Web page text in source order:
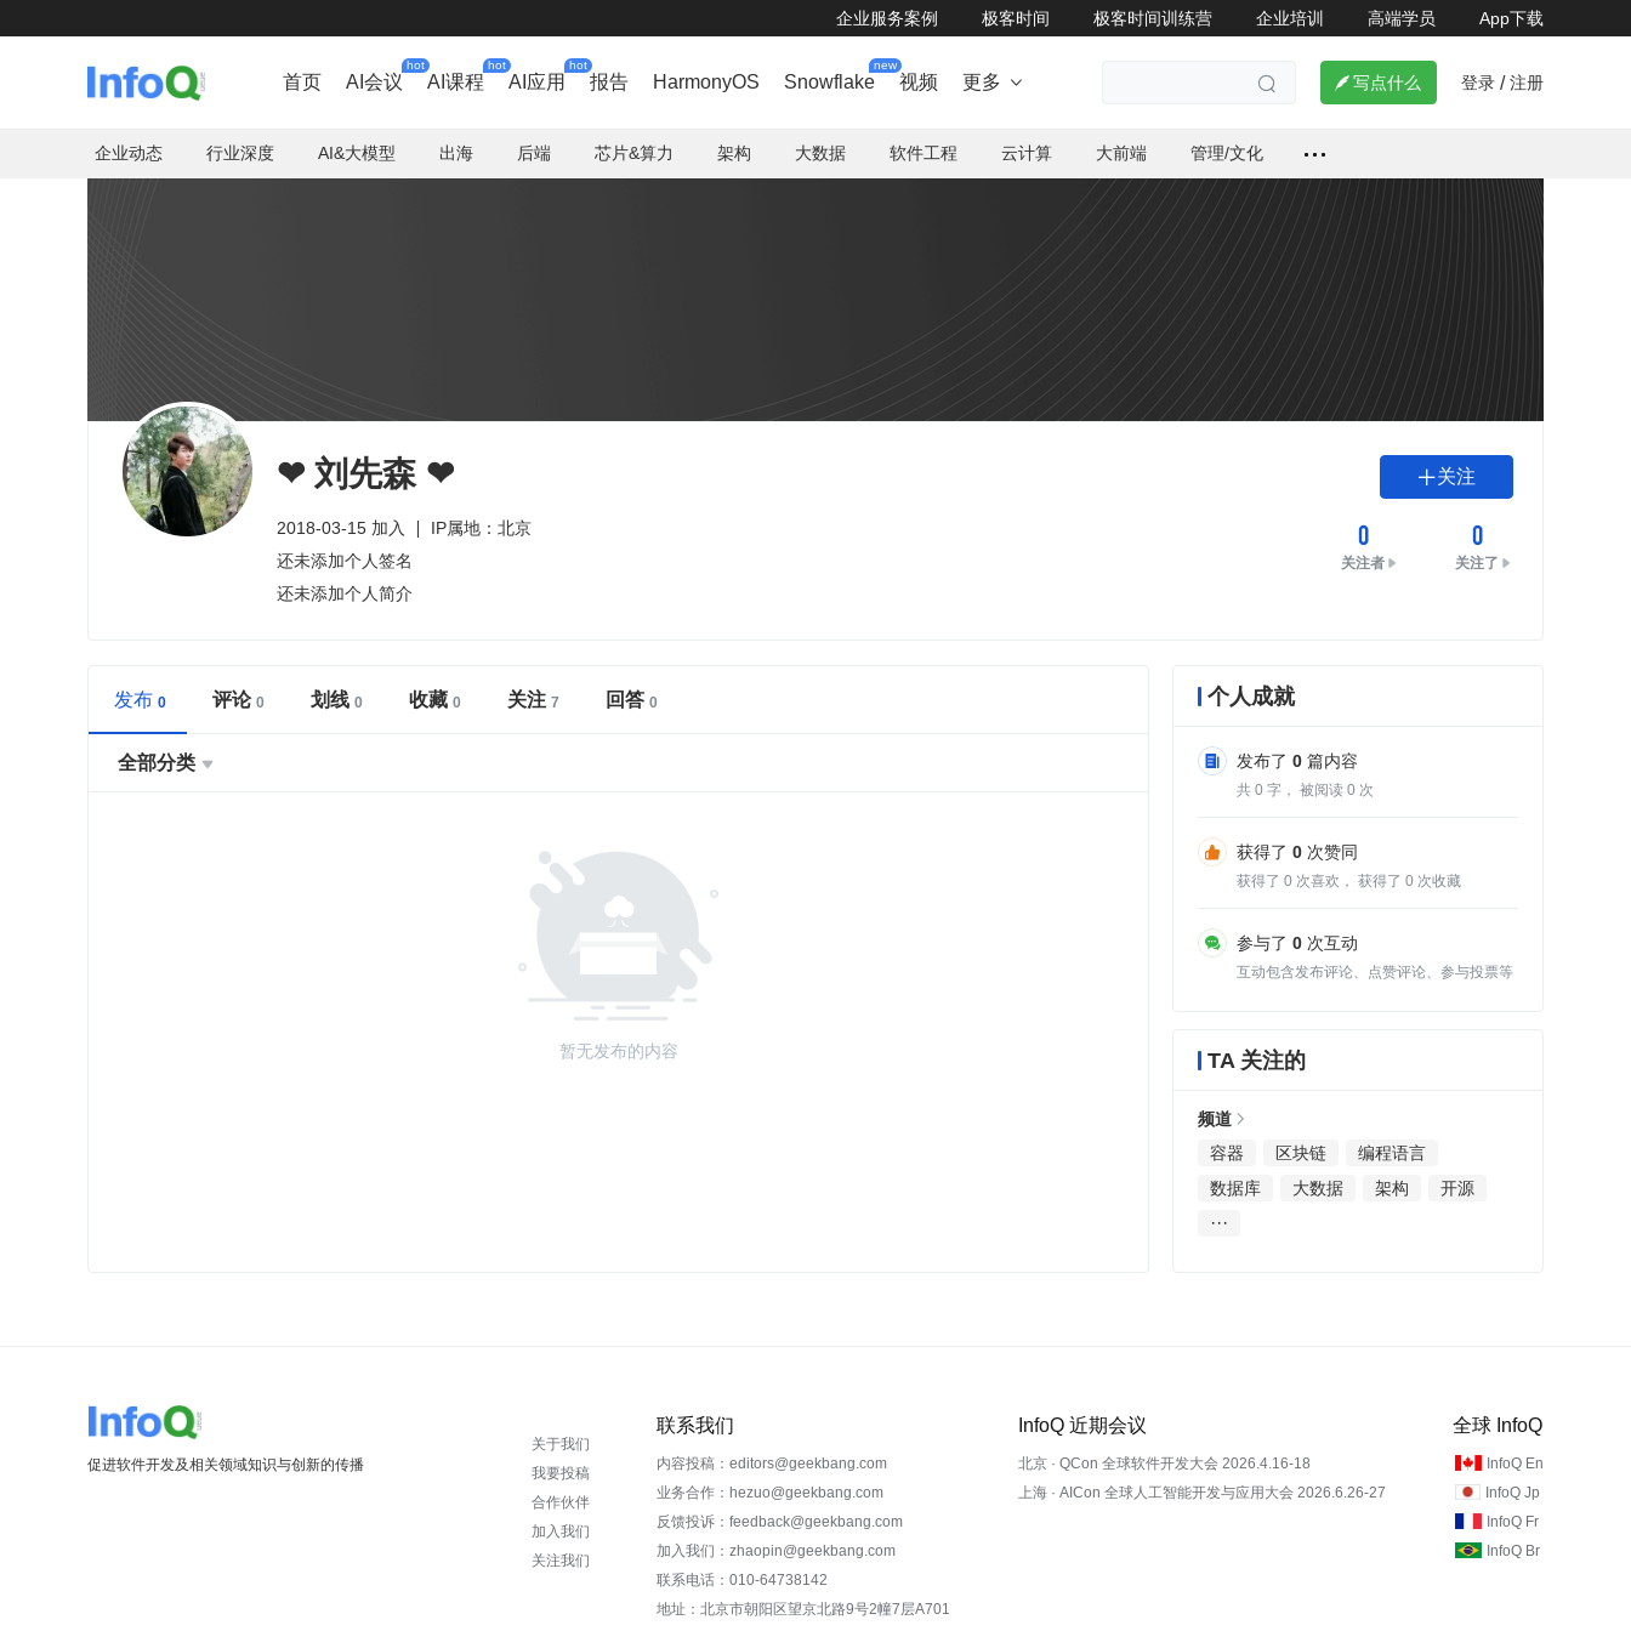
企业服务案例 极客时间 极客时间训练营 企业培训 高端学员 App下载
首页 AI会议
hot
AI课程
hot
AI应用
hot
报告 HarmonyOS Snowflake
new
视频 更多    写点什么 登录 / 注册
企业动态 行业深度 AI&大模型 出海 后端 芯片&算力 架构 大数据 软件工程 云计算 大前端 管理/文化
❤ 刘先森 ❤
2018-03-15 加入
IP属地：北京
还未添加个人签名
还未添加个人简介
关注
0
关注者
0
关注了
发布 评论 划线 收藏 关注 回答
全部分类 
暂无发布的内容
个人成就
发布了 0 篇内容
共 0 字， 被阅读 0 次
获得了 0 次赞同
获得了 0 次喜欢， 获得了 0 次收藏
参与了 0 次互动
互动包含发布评论、点赞评论、参与投票等
TA 关注的
频道
容器
区块链
编程语言
数据库
大数据 架构 开源
···
促进软件开发及相关领域知识与创新的传播
关于我们
我要投稿
合作伙伴
加入我们
关注我们
联系我们
内容投稿：editors@geekbang.com
业务合作：hezuo@geekbang.com
反馈投诉：feedback@geekbang.com
加入我们：zhaopin@geekbang.com
联系电话：010-64738142
地址：北京市朝阳区望京北路9号2幢7层A701
InfoQ 近期会议
北京 · QCon 全球软件开发大会 2026.4.16-18
上海 · AICon 全球人工智能开发与应用大会 2026.6.26-27
全球 InfoQ
InfoQ En
InfoQ Jp
InfoQ Fr
InfoQ Br